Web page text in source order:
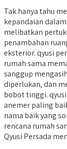
Tak hanya tahu
kepandaian
melibatkan
penambahan
eksterior. qyusi
rumah sama
sanggup
diperlukan, dan
bobot tinggi.
anemer paling
nama baik yang
rencana rumah
Qyusi Persada